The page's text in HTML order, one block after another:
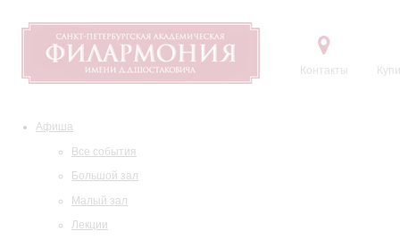
Контакты
Афиша
Все события
Большой зал
Малый зал
Лекции